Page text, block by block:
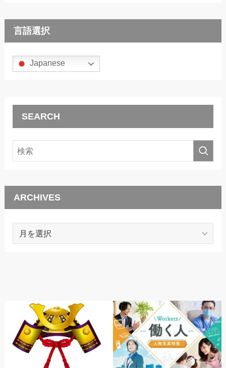
言語選択
Japanese
SEARCH
ARCHIVES
ARCHIVES